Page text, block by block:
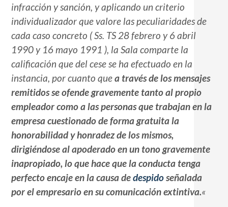
infracción y sanción, y aplicando un criterio
individualizador que valore las peculiaridades de
cada caso concreto ( Ss. TS 28 febrero y 6 abril
1990 y 16 mayo 1991 ), la Sala comparte la
calificación que del cese se ha efectuado en la
instancia, por cuanto quea través de los mensajes
remitidos se ofende gravemente tanto al propio
empleador como a las personas que trabajan en la
empresa cuestionado de forma gratuita la
honorabilidad y honradez de los mismos,
dirigiéndose al apoderado en un tono gravemente
inapropiado, lo que hace que la conducta tenga
perfecto encaje en la causa dedespidoseñalada
por el empresario en su comunicación extintiva.«